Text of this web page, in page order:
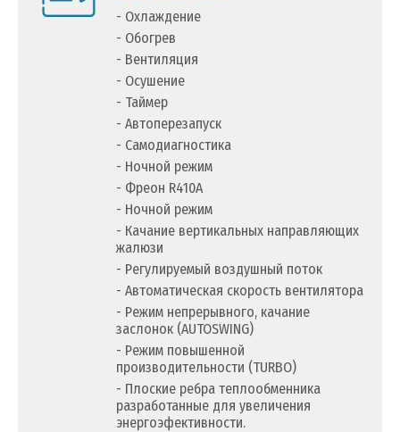
- Охлаждение
- Обогрев
- Вентиляция
- Осушение
- Таймер
- Автоперезапуск
- Самодиагностика
- Ночной режим
- Фреон R410A
- Ночной режим
- Качание вертикальных направляющих
жалюзи
- Регулируемый воздушный поток
- Автоматическая скорость вентилятора
- Режим непрерывного, качание
заслонок (AUTOSWING)
- Режим повышенной
производительности (TURBO)
- Плоские ребра теплообменника
разработанные для увеличения
энергоэфективности.